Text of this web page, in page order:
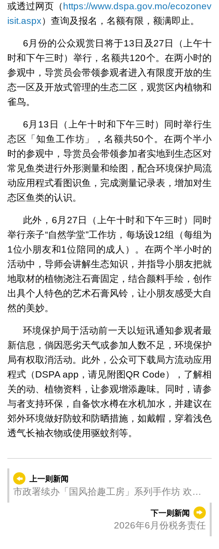
或透过网页（https://www.dspa.gov.mo/ecozonev
isit.aspx）查询及报名，名额有限，额满即止。
6月份的公众观赏日将于13日及27日（上午十
时和下午三时）举行，名额共120个。在两小时的
参观中，导赏员会带领参观者进入有限度开放的生
态一区及开放式管理的生态二区，观赏区内植物和
雀鸟。
6月13日（上午十时和下午三时）同时举行生
态区「知鱼工作坊」，名额共50个。在两个半小
时的参观中，导赏员会带领参加者实地到生态区对
常见鱼类进行外形测量和绘图，配合环境保护局流
动应用程式看图识鱼，完成测量记录表，增加对生
态区鱼类的认识。
此外，6月27日（上午十时和下午三时）同时
举行亲子“自然学堂”工作坊，每场设12组（每组为
1位小朋友和1位陪同的成人）。在两个半小时的
活动中，导师会讲解生态知识，并指导小朋友把就
地取材的植物浇注石膏固定，结合颜料手绘，创作
出具个人特色的艺术石膏风铃，让小朋友感受大自
然的美妙。
环境保护局于活动前一天以短讯通知参观者最
新信息，倘因恶劣天气或参加人数不足，环境保护
局有权取消活动。此外，公众可下载局方流动应用
程式（DSPA app，请见附图QR Code），了解相
关的动、植物资料，让参观增添趣味。同时，请参
与者支持环保，自备饮水樽在水机加水，并建议在
郊外环境做好防蚊和防晒措施，如戴帽，穿着浅色
透气长袖衣物或使用驱蚊剂等。
上一则新闻
市政署续办「国风拾趣工房」系列手作坊 欢迎
下一则新闻
2026年6月份税务责任